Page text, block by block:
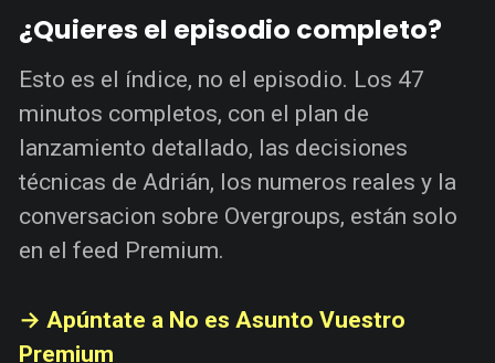
¿Quieres el episodio completo?
Esto es el índice, no el episodio. Los 47
minutos completos, con el plan de
lanzamiento detallado, las decisiones
técnicas de Adrián, los numeros reales y la
conversacion sobre Overgroups, están solo
en el feed Premium.
→ Apúntate a No es Asunto Vuestro
Premium